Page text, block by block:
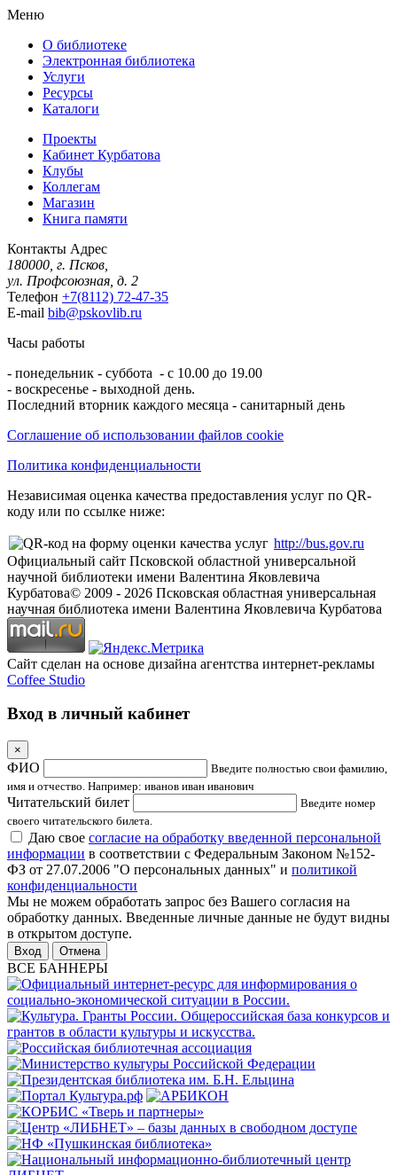
Меню
О библиотеке
Электронная библиотека
Услуги
Ресурсы
Каталоги
Проекты
Кабинет Курбатова
Клубы
Коллегам
Магазин
Книга памяти
Контакты Адрес
180000, г. Псков,
ул. Профсоюзная, д. 2
Телефон +7(8112) 72-47-35
E-mail bib@pskovlib.ru
Часы работы
- понедельник - суббота - с 10.00 до 19.00
- воскресенье - выходной день.
Последний вторник каждого месяца - санитарный день
Соглашение об использовании файлов cookie
Политика конфиденциальности
Независимая оценка качества предоставления услуг по QR-
коду или по ссылке ниже:
http://bus.gov.ru
Официальный сайт Псковской областной универсальной
научной библиотеки имени Валентина Яковлевича
Курбатова© 2009 - 2026 Псковская областная универсальная
научная библиотека имени Валентина Яковлевича Курбатова
Сайт сделан на основе дизайна агентства интернет-рекламы
Coffee Studio
Вход в личный кабинет
×
ФИО
Введите полностью свои фамилию,
имя и отчество. Например: иванов иван иванович
Читательский билет
Введите номер
своего читательского билета.
Даю свое согласие на обработку введенной персональной
информации в соответствии с Федеральным Законом №152-
ФЗ от 27.07.2006 "О персональных данных" и политикой
конфиденциальности
Мы не можем обработать запрос без Вашего согласия на
обработку данных. Введенные личные данные не будут видны
в открытом доступе.
Отмена
ВСЕ БАННЕРЫ